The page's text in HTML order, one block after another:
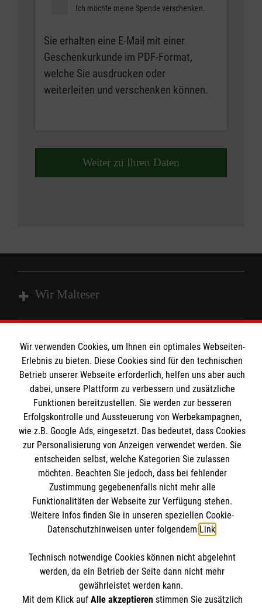
Ich möchte meine Spende verschenken.
Sie erhalten eine E-Mail mit einer
Geschenkurkunde im PDF-Format,
welche Sie ausdrucken oder
weiterleiten und verschenken können.
Weiter zu Ihren Daten
Wir Malteser
Angebote und Leistungen
Unsere Kurse
Mitarbeiten & Stellenangebote
Wir Malteser
Informationen
Kontakt
Impressum
Datenschutz
Malteser online
Malteserorden
Malteser Jugend
Malteser International
Sharepoint
Spendenkonto
Empfänger: Malteser Hilfsdienst e.V.
IBAN: DE54370601201201206010
BIC: GENODED1PA7
Soziale Netzwerke
Der Malteser Hilfsdienst e.V. ist als eingetragene
Wir verwenden Cookies, um Ihnen ein optimales Webseiten-
Erlebnis zu bieten. Diese Cookies sind für den technischen
Betrieb unserer Webseite erforderlich, helfen uns aber auch
dabei, unsere Plattform zu verbessern und zusätzliche
Funktionen bereitzustellen. Sie werden zur besseren
Erfolgskontrolle und Aussteuerung von Werbekampagnen,
wie z.B. Google Ads, eingesetzt. Das bedeutet, dass Cookies
zur Personalisierung von Anzeigen verwendet werden. Sie
entscheiden selbst, welche Kategorien Sie zulassen
möchten. Beachten Sie jedoch, dass bei fehlender
Zustimmung gegebenenfalls nicht mehr alle
Funktionalitäten der Webseite zur Verfügung stehen.
Weitere Infos finden Sie in unseren speziellen Cookie-
Datenschutzhinweisen unter folgendem Link.
Technisch notwendige Cookies können nicht abgelehnt
werden, da ein Betrieb der Seite dann nicht mehr
gewährleistet werden kann.
Mit dem Klick auf Alle akzeptierenstimmen Sie zusätzlich